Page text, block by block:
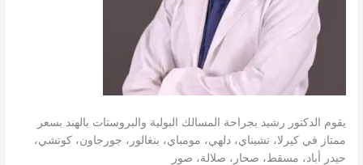
يقوم الدكتور رشيد بجراحة المسالك البولية والبروستات بالهند بسعر
ممتاز في كيرلا، تشيناي، دلهي، مومباي، بنغالور، جورجاون، كوتشي،
حيدر أباد، مسقط، صحار، صلالة، صور